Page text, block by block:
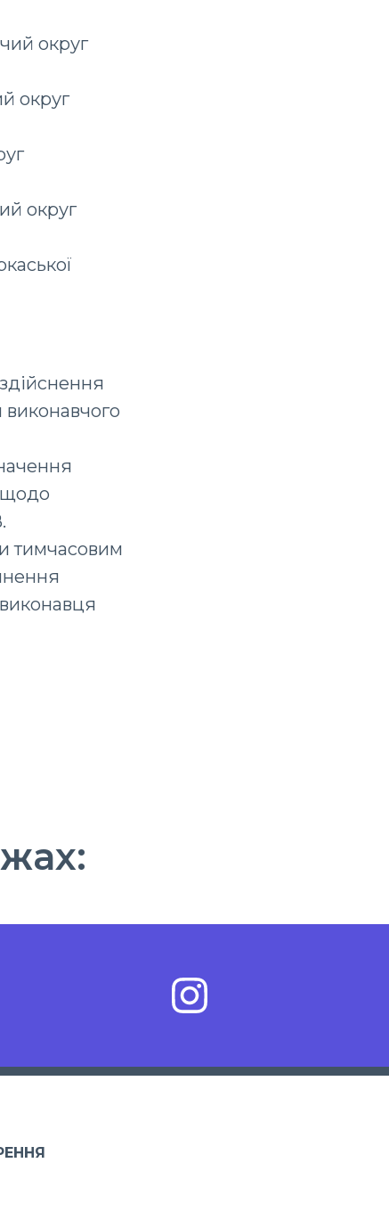
округ
округ
округ
щодо
тимчасовим